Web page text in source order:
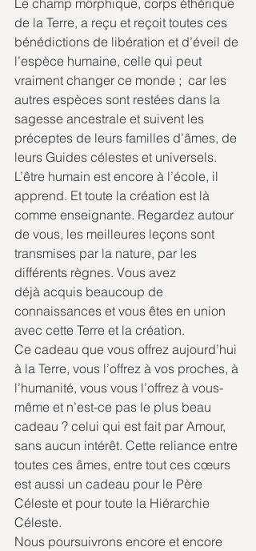
Le champ morphique, corps éthérique
de la Terre, a reçu et reçoit toutes ces
bénédictions de libération et d’éveil de
l’espèce humaine, celle qui peut
vraiment changer ce monde ;  car les
autres espèces sont restées dans la
sagesse ancestrale et suivent les
préceptes de leurs familles d’âmes, de
leurs Guides célestes et universels.
L’être humain est encore à l’école, il
apprend. Et toute la création est là
comme enseignante. Regardez autour
de vous, les meilleures leçons sont
transmises par la nature, par les
différents règnes. Vous avez
déjà acquis beaucoup de
connaissances et vous êtes en union
avec cette Terre et la création.
Ce cadeau que vous offrez aujourd’hui
à la Terre, vous l’offrez à vos proches, à
l’humanité, vous vous l’offrez à vous-
même et n’est-ce pas le plus beau
cadeau ? celui qui est fait par Amour,
sans aucun intérêt. Cette reliance entre
toutes ces âmes, entre tout ces cœurs
est aussi un cadeau pour le Père
Céleste et pour toute la Hiérarchie
Céleste.
Nous poursuivrons encore et encore